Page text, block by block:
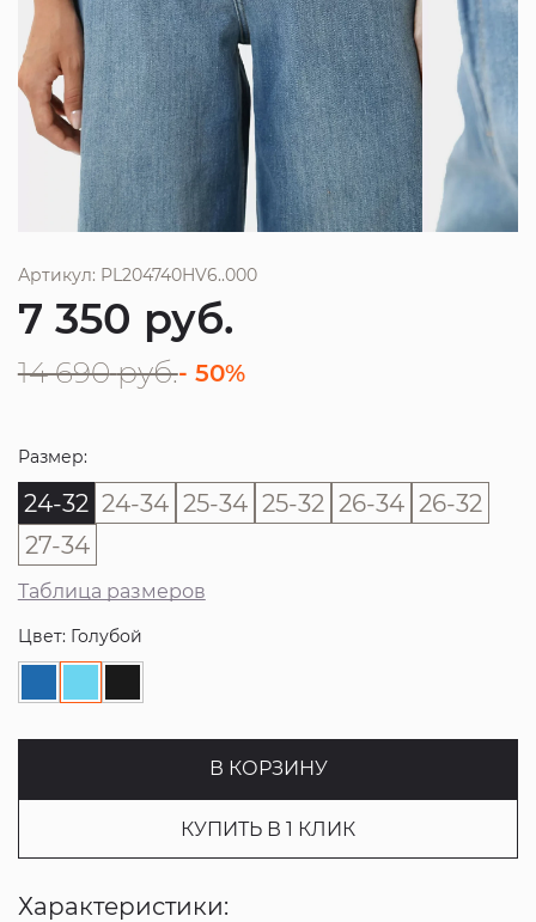
Артикул: PL204740HV6..000
7 350 руб.
14 690 руб.- 50%
Размер:
24-32 24-34 25-34 25-32 26-34 26-32
27-34
Таблица размеров
Цвет: Голубой
В КОРЗИНУ
КУПИТЬ В 1 КЛИК
Характеристики: